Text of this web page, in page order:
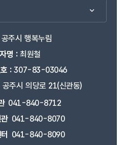
주시 행복누림
명 :최원철
:307-83-03046
주시 의당로 21(신관동)
041-840-8712
041-840-8070
041-840-8090